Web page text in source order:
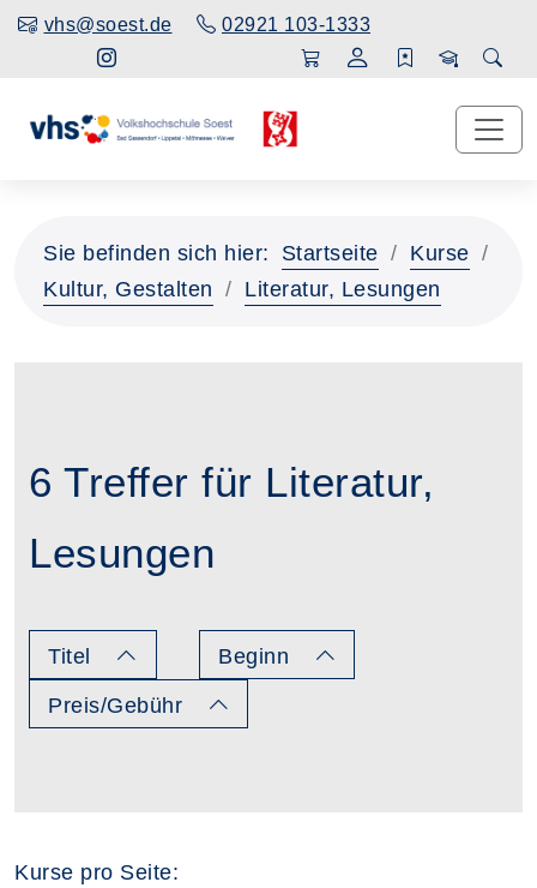
vhs@soest.de 02921 103-1333
Sie befinden sich hier: Startseite
Kurse
Kultur, Gestalten
Literatur, Lesungen
6 Treffer für Literatur,
Lesungen
Titel Beginn
Preis/Gebühr
Kurse pro Seite: